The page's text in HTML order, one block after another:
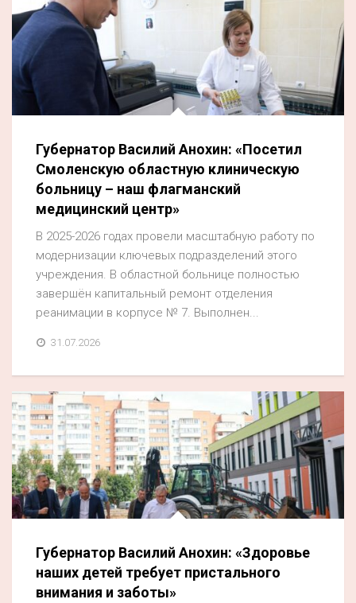
Губернатор Василий Анохин: «Посетил
Смоленскую областную клиническую
больницу – наш флагманский
медицинский центр»
В 2025-2026 годах провели масштабную работу по
модернизации ключевых подразделений этого
учреждения. В областной больнице полностью
завершён капитальный ремонт отделения
реанимации в корпусе № 7. Выполнен...
31.07.2026
Губернатор Василий Анохин: «Здоровье
наших детей требует пристального
внимания и заботы»